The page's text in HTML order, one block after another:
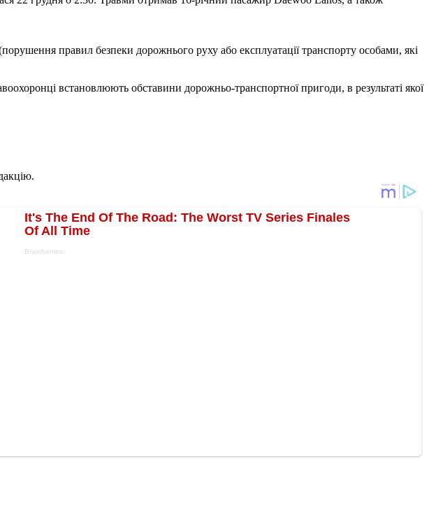
правил безпеки дорожнього руху або експлуатації транспорту особами, які
встановлюють обставини дорожньо-транспортної пригоди, в результаті якої